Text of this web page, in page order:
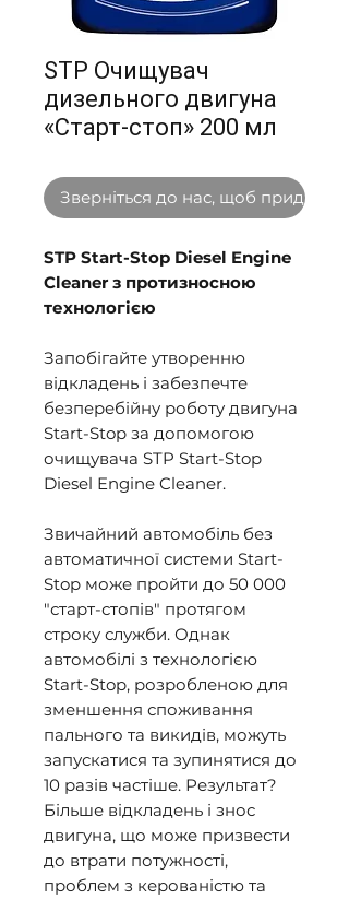
STP Очищувач
дизельного двигуна
«Старт-стоп» 200 мл
Зверніться до нас, щоб придбати
STP Start-Stop Diesel Engine
Cleaner з протизносною
технологією
Запобігайте утворенню
відкладень і забезпечте
безперебійну роботу двигуна
Start-Stop за допомогою
очищувача STP Start-Stop
Diesel Engine Cleaner.
Звичайний автомобіль без
автоматичної системи Start-
Stop може пройти до 50 000
"старт-стопів" протягом
строку служби. Однак
автомобілі з технологією
Start-Stop, розробленою для
зменшення споживання
пального та викидів, можуть
запускатися та зупинятися до
10 разів частіше. Результат?
Більше відкладень і знос
двигуна, що може призвести
до втрати потужності,
проблем з керованістю та